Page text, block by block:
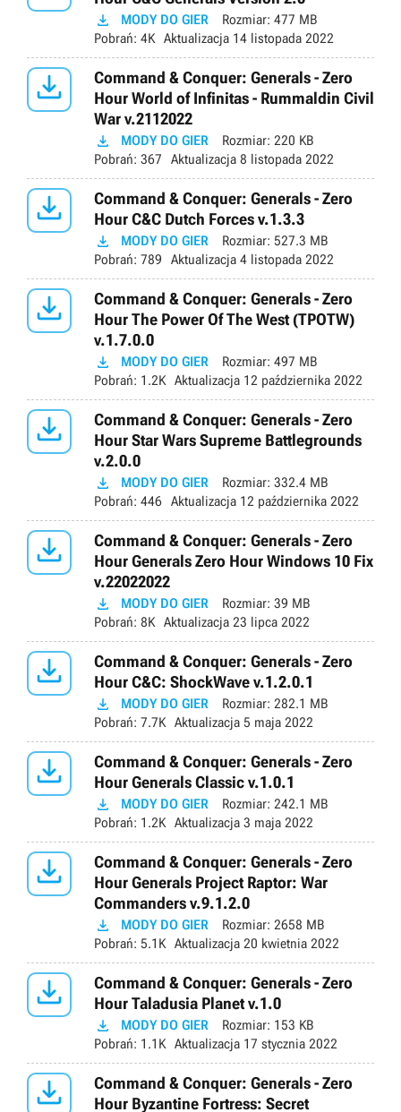
 MODY DO GIER Rozmiar: 477 MB
Pobrań: 4K Aktualizacja 14 listopada 2022

Command & Conquer: Generals - Zero
Hour World of Infinitas - Rummaldin Civil
War v.2112022
 MODY DO GIER Rozmiar: 220 KB
Pobrań: 367 Aktualizacja 8 listopada 2022

Command & Conquer: Generals - Zero
Hour C&C Dutch Forces v.1.3.3
 MODY DO GIER Rozmiar: 527.3 MB
Pobrań: 789 Aktualizacja 4 listopada 2022

Command & Conquer: Generals - Zero
Hour The Power Of The West (TPOTW)
v.1.7.0.0
 MODY DO GIER Rozmiar: 497 MB
Pobrań: 1.2K Aktualizacja 12 października 2022

Command & Conquer: Generals - Zero
Hour Star Wars Supreme Battlegrounds
v.2.0.0
 MODY DO GIER Rozmiar: 332.4 MB
Pobrań: 446 Aktualizacja 12 października 2022

Command & Conquer: Generals - Zero
Hour Generals Zero Hour Windows 10 Fix
v.22022022
 MODY DO GIER Rozmiar: 39 MB
Pobrań: 8K Aktualizacja 23 lipca 2022

Command & Conquer: Generals - Zero
Hour C&C: ShockWave v.1.2.0.1
 MODY DO GIER Rozmiar: 282.1 MB
Pobrań: 7.7K Aktualizacja 5 maja 2022

Command & Conquer: Generals - Zero
Hour Generals Classic v.1.0.1
 MODY DO GIER Rozmiar: 242.1 MB
Pobrań: 1.2K Aktualizacja 3 maja 2022

Command & Conquer: Generals - Zero
Hour Generals Project Raptor: War
Commanders v.9.1.2.0
 MODY DO GIER Rozmiar: 2658 MB
Pobrań: 5.1K Aktualizacja 20 kwietnia 2022

Command & Conquer: Generals - Zero
Hour Taladusia Planet v.1.0
 MODY DO GIER Rozmiar: 153 KB
Pobrań: 1.1K Aktualizacja 17 stycznia 2022

Command & Conquer: Generals - Zero
Hour Byzantine Fortress: Secret